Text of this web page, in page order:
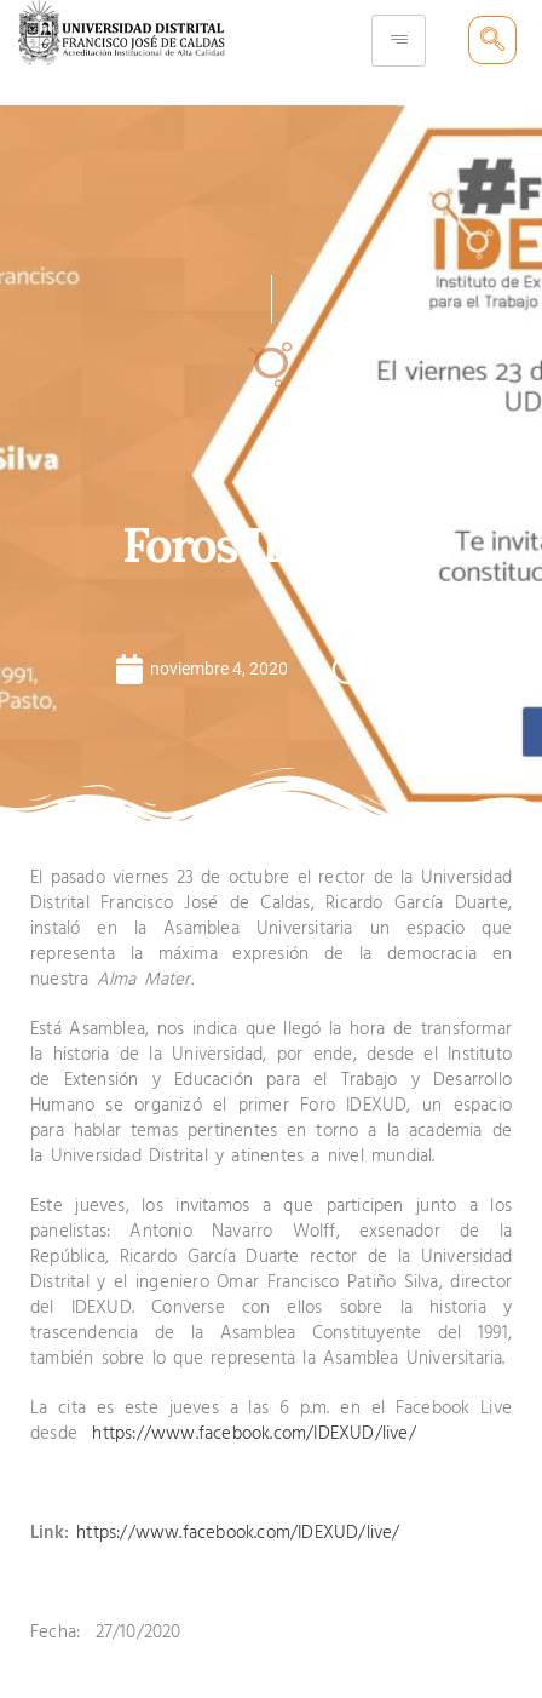
Foros IDEXUD
noviembre 4, 2020
El pasado viernes 23 de octubre el rector de la Universidad
Distrital Francisco José de Caldas, Ricardo García Duarte,
instaló en la Asamblea Universitaria un espacio que
representa la máxima expresión de la democracia en
nuestra Alma Mater.
Está Asamblea, nos indica que llegó la hora de transformar
la historia de la Universidad, por ende, desde el Instituto
de Extensión y Educación para el Trabajo y Desarrollo
Humano se organizó el primer Foro IDEXUD, un espacio
para hablar temas pertinentes en torno a la academia de
la Universidad Distrital y atinentes a nivel mundial.
Este jueves, los invitamos a que participen junto a los
panelistas: Antonio Navarro Wolff, exsenador de la
República, Ricardo García Duarte rector de la Universidad
Distrital y el ingeniero Omar Francisco Patiño Silva, director
del IDEXUD. Converse con ellos sobre la historia y
trascendencia de la Asamblea Constituyente del 1991,
también sobre lo que representa la Asamblea Universitaria.
La cita es este jueves a las 6 p.m. en el Facebook Live
desde https://www.facebook.com/IDEXUD/live/
Link: https://www.facebook.com/IDEXUD/live/
Fecha: 27/10/2020